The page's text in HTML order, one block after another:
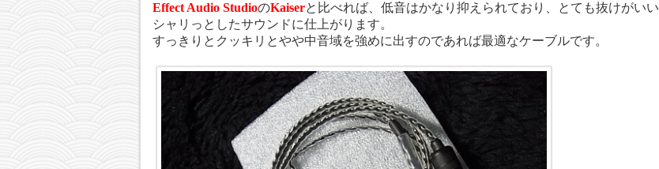
Effect Audio StudioのKaiserと比べれば、低音はかなり抑えられており、とても抜けがいい
シャリっとしたサウンドに仕上がります。
すっきりとクッキリとやや中音域を強めに出すのであれば最適なケーブルです。